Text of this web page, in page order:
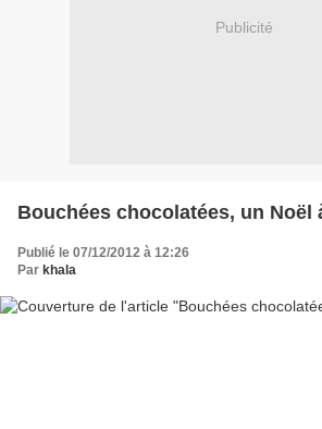
Publicité
Bouchées chocolatées, un Noël
Publié le 07/12/2012 à 12:26
Par khala